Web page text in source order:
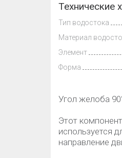
Технические
Тип водостока
Материал
Элемент
Форма
Угол желоба
Этот
используется
направление